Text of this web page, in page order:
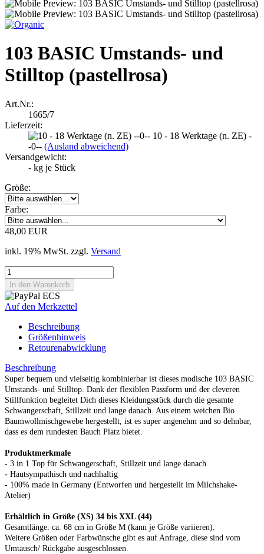
103 BASIC Umstands- und
Stilltop (pastellrosa)
Art.Nr.:
1665/7
Lieferzeit:
10 - 18 Werktage (n. ZE) -
-0-- (Ausland abweichend)
Versandgewicht:
- kg je Stück
Größe:
Farbe:
48,00 EUR
inkl. 19% MwSt. zzgl. Versand
Auf den Merkzettel
Beschreibung
Größenhinweis
Retourenabwicklung
Beschreibung
Super bequem und vielseitig kombinierbar ist dieses modische 103 BASIC
Umstands- und Stilltop. Dank der flexiblen Passform und der cleveren
Stillfunktion begleitet Dich dieses Kleidungsstück durch die gesamte
Schwangerschaft, Stillzeit und lange danach. Aus einem weichen Bio
Baumwollmischgewebe hergestellt, ist es super angenehm und so dehnbar,
dass es dem rundesten Bauch Platz bietet.
Produktmerkmale
- 3 in 1 Top für Schwangerschaft, Stillzeit und lange danach
- Hautsympathisch und nachhaltig
- 100% made in Germany (Entworfen und hergestellt im Milchshake-
Atelier)
Erhältlich in Größe (XS) 34 bis XXL (44)
Gesamtlänge: ca. 68 cm in Größe M (kann je Größe variieren).
Weitere Größen oder Farbwünsche gibt es auf Anfrage, diese sind vom
Umtausch/ Rückgabe ausgeschlossen.